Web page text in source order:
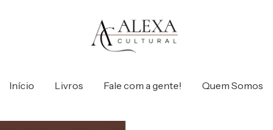
Início Livros Fale com a gente! Quem Somos